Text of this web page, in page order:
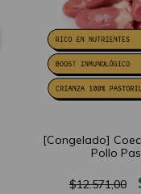
[Congelado]
Pollo
$12.571,00